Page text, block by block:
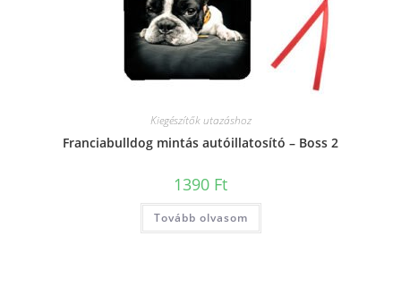
Kiegészítők utazáshoz
Franciabulldog mintás autóillatosító – Boss 2
1390 Ft
Tovább olvasom